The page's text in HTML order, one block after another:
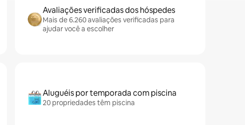
Avaliações verificadas dos hóspedes
Mais de 6.260 avaliações verificadas para
ajudar você a escolher
Aluguéis por temporada com piscina
20 propriedades têm piscina